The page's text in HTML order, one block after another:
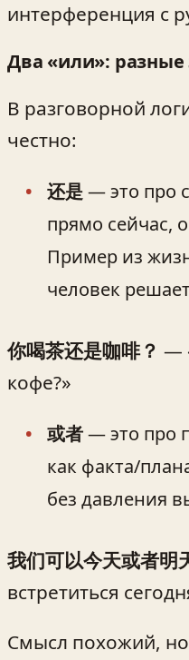
интерференция с
Два «или»: разные
В разговорной
честно:
还是— это про
прямо сейчас,
Пример из
человек
你喝茶还是咖啡？ —
кофе?»
或者— это про
как факта/
без давления
我们可以今天或者明
встретиться
Смысл похожий,